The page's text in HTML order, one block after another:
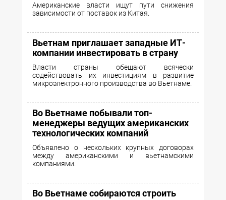
Американские власти ищут пути снижения
зависимости от поставок из Китая.
Вьетнам приглашает западные ИТ-
компании инвестировать в страну
Власти страны обещают всячески
содействовать их инвестициям в развитие
микроэлектронного производства во Вьетнаме.
Во Вьетнаме побывали топ-
менеджеры ведущих американских
технологических компаний
Объявлено о нескольких крупных договорах
между американскими и вьетнамскими
компаниями.
Во Вьетнаме собираются строить